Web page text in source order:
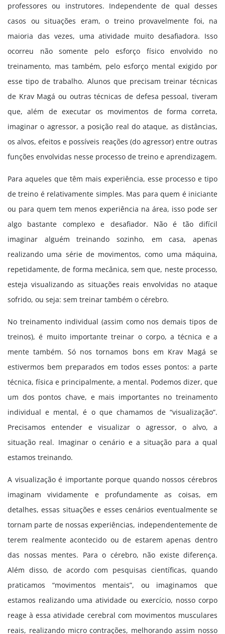
professores ou instrutores. Independente de qual desses
casos ou situações eram, o treino provavelmente foi, na
maioria das vezes, uma atividade muito desafiadora. Isso
ocorreu não somente pelo esforço físico envolvido no
treinamento, mas também, pelo esforço mental exigido por
esse tipo de trabalho. Alunos que precisam treinar técnicas
de Krav Magá ou outras técnicas de defesa pessoal, tiveram
que, além de executar os movimentos de forma correta,
imaginar o agressor, a posição real do ataque, as distâncias,
os alvos, efeitos e possíveis reações (do agressor) entre outras
funções envolvidas nesse processo de treino e aprendizagem.
Para aqueles que têm mais experiência, esse processo e tipo
de treino é relativamente simples. Mas para quem é iniciante
ou para quem tem menos experiência na área, isso pode ser
algo bastante complexo e desafiador. Não é tão difícil
imaginar alguém treinando sozinho, em casa, apenas
realizando uma série de movimentos, como uma máquina,
repetidamente, de forma mecânica, sem que, neste processo,
esteja visualizando as situações reais envolvidas no ataque
sofrido, ou seja: sem treinar também o cérebro.
No treinamento individual (assim como nos demais tipos de
treinos), é muito importante treinar o corpo, a técnica e a
mente também. Só nos tornamos bons em Krav Magá se
estivermos bem preparados em todos esses pontos: a parte
técnica, física e principalmente, a mental. Podemos dizer, que
um dos pontos chave, e mais importantes no treinamento
individual e mental, é o que chamamos de “visualização”.
Precisamos entender e visualizar o agressor, o alvo, a
situação real. Imaginar o cenário e a situação para a qual
estamos treinando.
A visualização é importante porque quando nossos cérebros
imaginam vividamente e profundamente as coisas, em
detalhes, essas situações e esses cenários eventualmente se
tornam parte de nossas experiências, independentemente de
terem realmente acontecido ou de estarem apenas dentro
das nossas mentes. Para o cérebro, não existe diferença.
Além disso, de acordo com pesquisas científicas, quando
praticamos “movimentos mentais”, ou imaginamos que
estamos realizando uma atividade ou exercício, nosso corpo
reage à essa atividade cerebral com movimentos musculares
reais, realizando micro contrações, melhorando assim nosso